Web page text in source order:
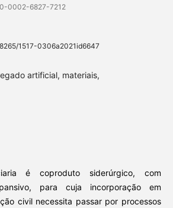
0002-6827-7212
1517-0306a2021id6647
artificial, materiais,
é coproduto siderúrgico, com
para cuja incorporação em
civil necessita passar por processos